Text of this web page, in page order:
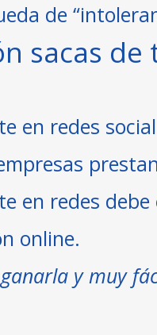
de
sacas
en redes
en redes
online.
y muy